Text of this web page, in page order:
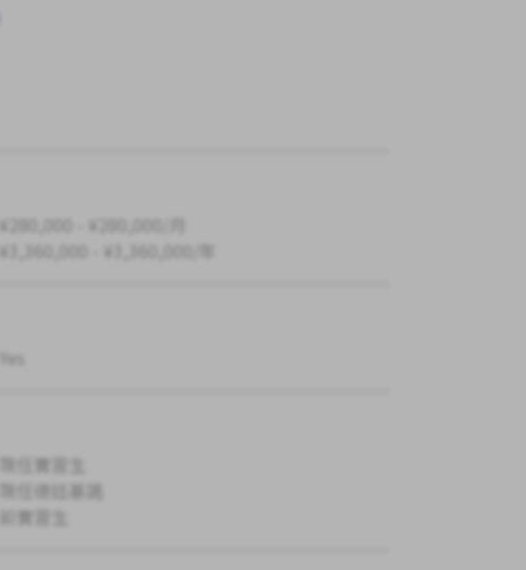
¥280,000 - ¥280,000/月
¥3,360,000 - ¥3,360,000/年
Yes
現任實習生
現任德廷基諾
前實習生